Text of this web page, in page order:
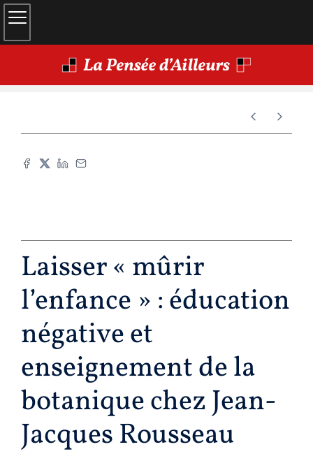
Laisser « mûrir
l’enfance » : éducation
négative et
enseignement de la
botanique chez Jean-
Jacques Rousseau